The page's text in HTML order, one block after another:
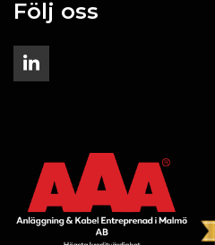
Följ oss